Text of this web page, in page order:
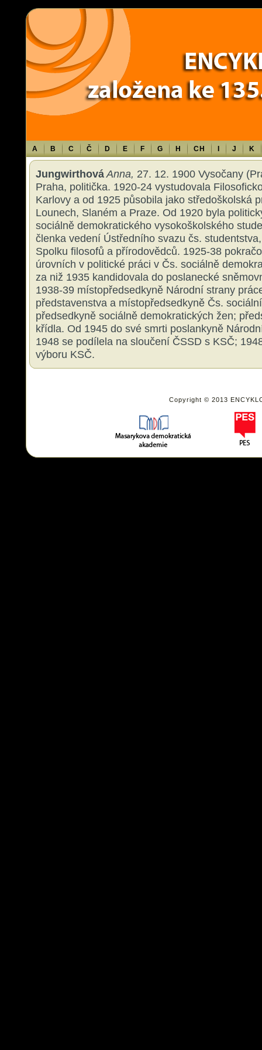
Warning: Use of undefined constant TXT - assumed 'TXT' (this will throw
content/themes/sablona/functions.php
A B C Č D E F G H CH J K
JungwirthováAnna, 27. 12. 1900 Vysočany
Praha, politička. 1920-24 vystudovala
Karlovy a od 1925 působila jako středoškolská
Lounech, Slaném a Praze. Od 1920 byla
sociálně demokratického vysokoškolského
členka vedení Ústředního svazu čs.
Spolku filosofů a přírodovědců. 1925-38
úrovních v politické práci v Čs. sociálně
za niž 1935 kandidovala do poslanecké
1938-39 místopředsedkyně Národní strany
představenstva a místopředsedkyně Čs.
předsedkyně sociálně demokratických žen;
křídla. Od 1945 do své smrti poslankyně
1948 se podílela na sloučení ČSSD s KSČ;
výboru KSČ.
Copyright © 2013